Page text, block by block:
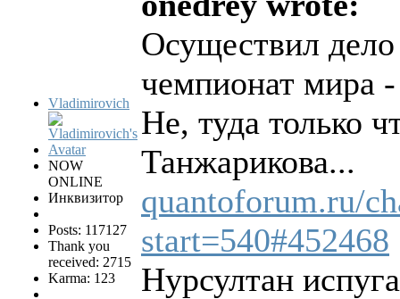
Vladimirovich
NOW
ONLINE
Инквизитор
Posts: 117127
Thank you
received: 2715
Karma: 123
Осуществил
чемпионат мира
Не, туда только
Танжарикова...
quantoforum.ru/
start=540#452468
Нурсултан